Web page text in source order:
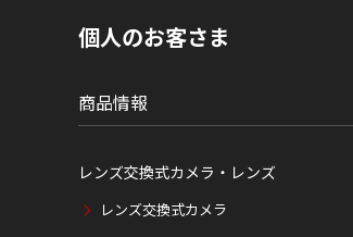
個人のお客さま
商品情報
レンズ交換式カメラ・レンズ
レンズ交換式カメラ